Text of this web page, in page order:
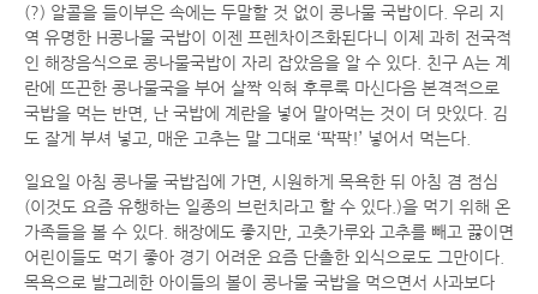
(?) 알콜을 들이부은 속에는 두말할 것 없이 콩나물 국밥이다. 우리 지
역 유명한 H콩나물 국밥이 이젠 프렌차이즈화된다니 이제 과히 전국적
인 해장음식으로 콩나물국밥이 자리 잡았음을 알 수 있다. 친구 A는 계
란에 뜨끈한 콩나물국을 부어 살짝 익혀 후루룩 마신다음 본격적으로
국밥을 먹는 반면, 난 국밥에 계란을 넣어 말아먹는 것이 더 맛있다. 김
도 잘게 부셔 넣고, 매운 고추는 말 그대로 ‘팍팍!’ 넣어서 먹는다.
일요일 아침 콩나물 국밥집에 가면, 시원하게 목욕한 뒤 아침 겸 점심
(이것도 요즘 유행하는 일종의 브런치라고 할 수 있다.)을 먹기 위해 온
가족들을 볼 수 있다. 해장에도 좋지만, 고춧가루와 고추를 빼고 끓이면
어린이들도 먹기 좋아 경기 어려운 요즘 단촐한 외식으로도 그만이다.
목욕으로 발그레한 아이들의 볼이 콩나물 국밥을 먹으면서 사과보다